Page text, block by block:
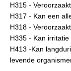
H315 -
H317 - Kan een
H318 -
H335 - Kan
H413 -Kan
levende